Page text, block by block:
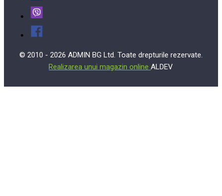
© 2010 - 2026 ADMIN BG Ltd. Toate drepturile rezervate.
Realizarea unui magazin onlineALDEV